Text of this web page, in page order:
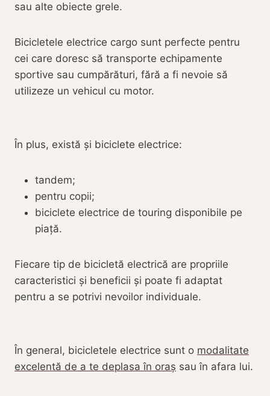
sau alte obiecte grele.
Bicicletele electrice cargo sunt perfecte pentru
cei care doresc să transporte echipamente
sportive sau cumpărături, fără a fi nevoie să
utilizeze un vehicul cu motor.
În plus, există și biciclete electrice:
tandem;
pentru copii;
biciclete electrice de touring disponibile pe
piață.
Fiecare tip de bicicletă electrică are propriile
caracteristici și beneficii și poate fi adaptat
pentru a se potrivi nevoilor individuale.
În general, bicicletele electrice sunt o modalitate
excelentă de a te deplasa în oraș sau în afara lui.